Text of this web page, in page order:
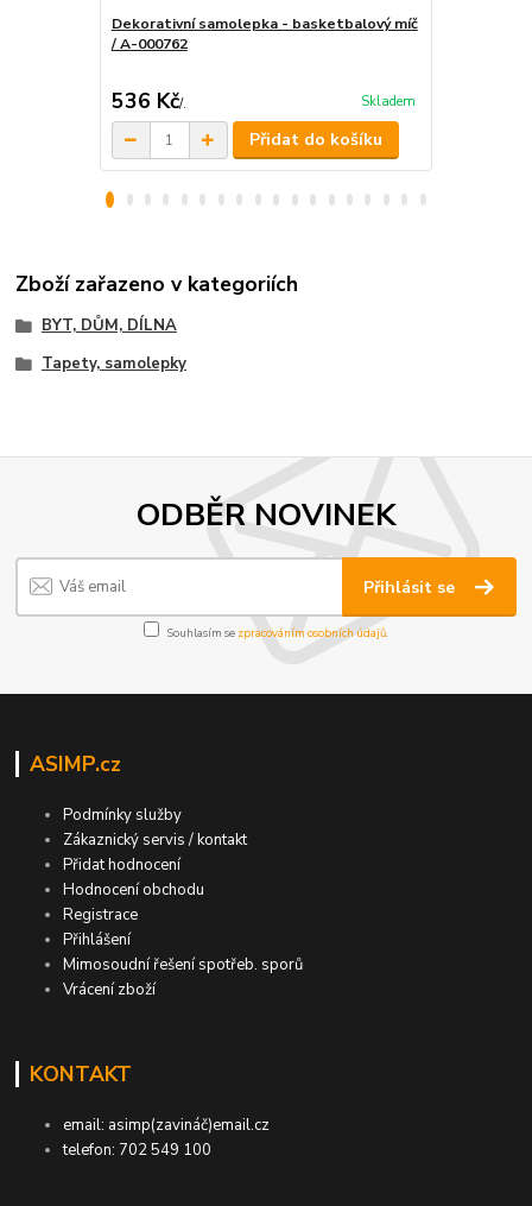
Dekorativní samolepka - basketbalový míč
/ A-000762
536 Kč/. Skladem
Přidat do košíku
Zboží zařazeno v kategoriích
BYT, DŮM, DÍLNA
Tapety, samolepky
ODBĚR NOVINEK
Přihlásit se
Souhlasím se zpracováním osobních údajů.
ASIMP.cz
Podmínky služby
Zákaznický servis / kontakt
Přidat hodnocení
Hodnocení obchodu
Registrace
Přihlášení
Mimosoudní řešení spotřeb. sporů
Vrácení zboží
KONTAKT
email: asimp(zavináč)email.cz
telefon: 702 549 100